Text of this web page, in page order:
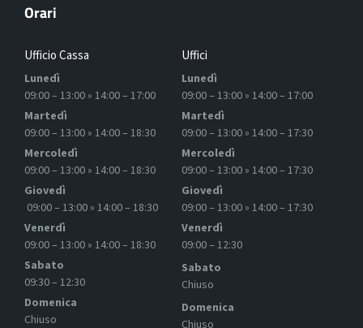
Orari
Ufficio Cassa
Lunedì
09:00 – 13:00 » 14:00 – 17:00
Martedì
09:00 – 13:00 » 14:00 – 18:30
Mercoledì
09:00 – 13:00 » 14:00 – 18:30
Giovedì
09:00 – 13:00 » 14:00 – 18:30
Venerdì
09:00 – 13:00 » 14:00 – 18:30
Sabato
09:30 – 12:30
Domenica
Chiuso
Uffici
Lunedì
09:00 – 13:00 » 14:00 – 17:00
Martedì
09:00 – 13:00 » 14:00 – 17:30
Mercoledì
09:00 – 13:00 » 14:00 – 17:30
Giovedì
09:00 – 13:00 » 14:00 – 17:30
Venerdì
09:00 – 12:30
Sabato
Chiuso
Domenica
Chiuso